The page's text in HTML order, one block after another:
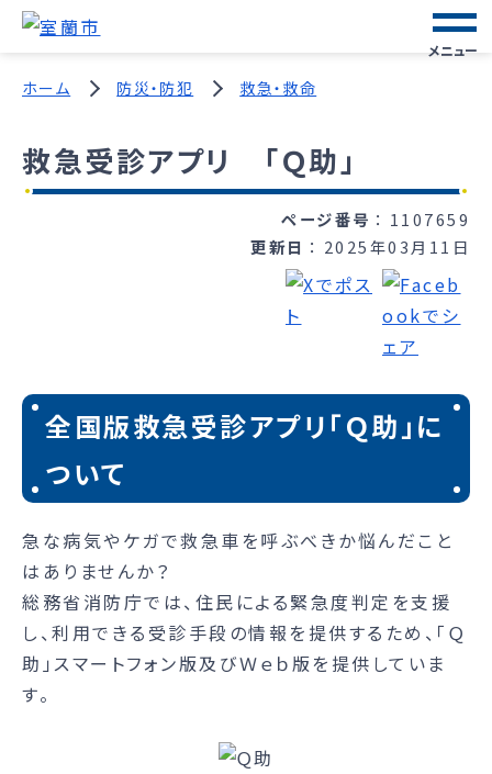
メニュー
ホーム 防災・防犯 救急・救命
救急受診アプリ 「Ｑ助」
ページ番号
1107659
更新日
2025年03月11日
全国版救急受診アプリ「Ｑ助」に
ついて
急な病気やケガで救急車を呼ぶべきか悩んだこと
はありませんか？
総務省消防庁では、住民による緊急度判定を支援
し、利用できる受診手段の情報を提供するため、「Ｑ
助」スマートフォン版及びＷｅｂ版を提供していま
す。